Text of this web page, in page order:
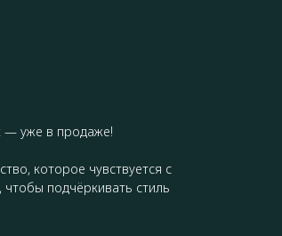
— уже в продаже!
которое чувствуется с
подчёркивать стиль